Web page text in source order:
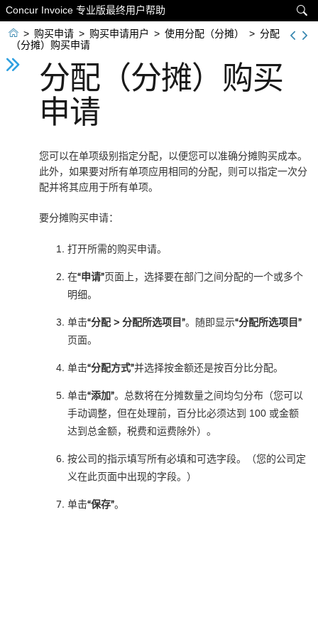

Concur Invoice 专业版最终用户帮助
 > 购买申请 > 购买申请用户 > 使用分配（分摊） > 分配
（分摊）购买申请
分配（分摊）购买
申请
您可以在单项级别指定分配，以便您可以准确分摊购买成本。
此外，如果要对所有单项应用相同的分配，则可以指定一次分
配并将其应用于所有单项。
要分摊购买申请：
打开所需的购买申请。
在“申请”页面上，选择要在部门之间分配的一个或多个
明细。
单击“分配 > 分配所选项目”。随即显示“分配所选项目”
页面。
单击“分配方式”并选择按金额还是按百分比分配。
单击“添加”。总数将在分摊数量之间均匀分布（您可以
手动调整，但在处理前，百分比必须达到 100 或金额
达到总金额，税费和运费除外）。
按公司的指示填写所有必填和可选字段。（您的公司定
义在此页面中出现的字段。）
单击“保存”。